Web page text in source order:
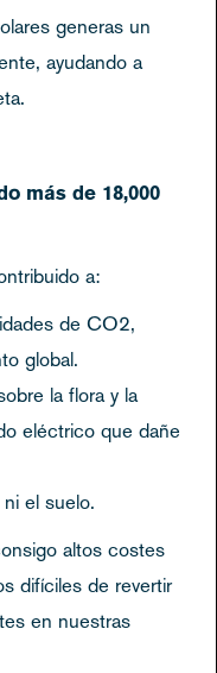
generas un
ayudando a
más de 18,000
a:
de CO2,
global.
la flora y la
eléctrico que dañe
el suelo.
altos costes
difíciles de revertir
en nuestras